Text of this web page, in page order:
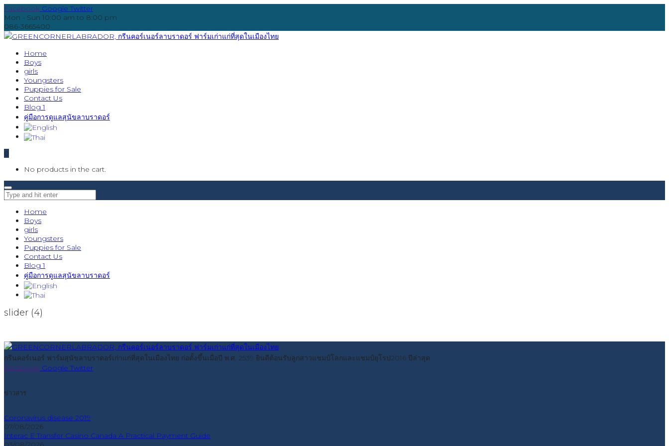
Facebook Google Twitter
Mon - Sun 10:00 am to 8:00 pm
086-3665400
Home
Boys
girls
Youngsters
Puppies for Sale
Contact Us
Blog 1
คู่มือการดูแลสุนัขลาบราดอร์
0
No products in the cart.
Home
Boys
girls
Youngsters
Puppies for Sale
Contact Us
Blog 1
คู่มือการดูแลสุนัขลาบราดอร์
slider (4)
กรีนคอร์เนอร์ ฟาร์มสุนัขลาบราดอร์เก่าแก่ที่สุดในเมืองไทย ก่อตั้งขึ้นเมื่อปี พ.ศ. 2539 ยินดีต้อนรับลูกสาวแชมป์โลกและแชมป์ยุโรป2016 ปีล่าสุด
Facebook Google Twitter
ข่าวสาร
Coronavirus disease 2019
07/08/2026
Interac E Transfer Casino Canada A Practical Payment Guide